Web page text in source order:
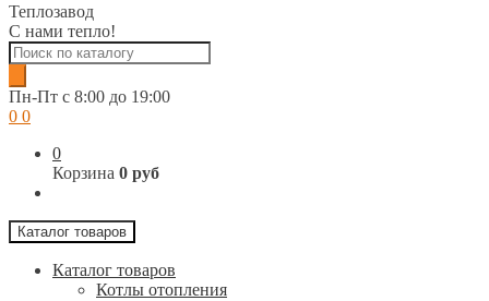
Теплозавод
С нами тепло!
Поиск
товаров
Пн-Пт c 8:00 до 19:00
0 0
0
Корзина 0 руб
Каталог товаров
Каталог товаров
Котлы отопления